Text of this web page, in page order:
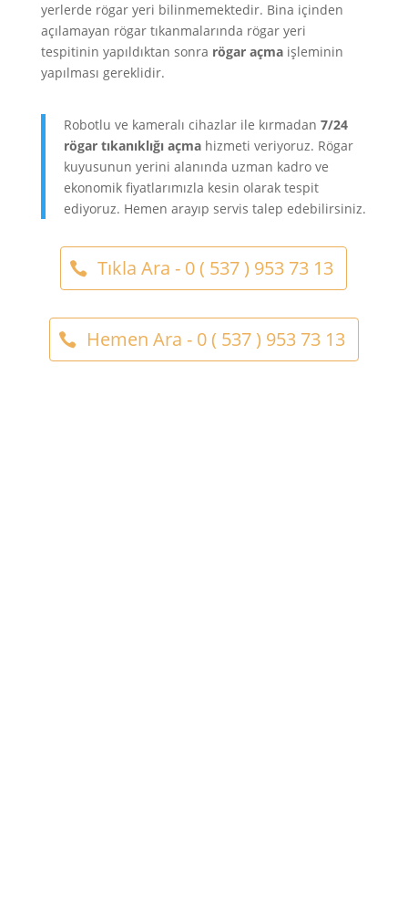
yerlerde rögar yeri bilinmemektedir. Bina içinden
açılamayan rögar tıkanmalarında rögar yeri
tespitinin yapıldıktan sonra rögar açmaişleminin
yapılması gereklidir.
Robotlu ve kameralı cihazlar ile kırmadan 7/24
rögar tıkanıklığı açmahizmeti veriyoruz. Rögar
kuyusunun yerini alanında uzman kadro ve
ekonomik fiyatlarımızla kesin olarak tespit
ediyoruz. Hemen arayıp servis talep edebilirsiniz.
Tıkla Ara - 0 ( 537 ) 953 73 13
Hemen Ara - 0 ( 537 ) 953 73 13